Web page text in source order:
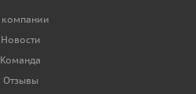
Новости
Команда
Отзывы